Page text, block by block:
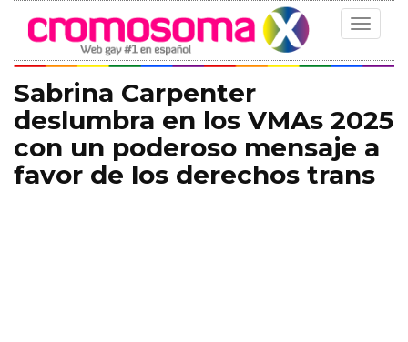
Toggle
Sabrina Carpenter
deslumbra en los VMAs 2025
con un poderoso mensaje a
favor de los derechos trans